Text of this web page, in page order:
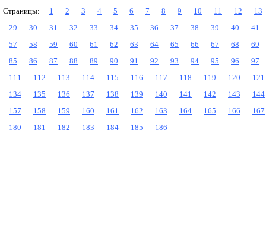
Страницы: 1 2 3 4 5 6 7 8 9 10 11 12
13
29
30 31 32 33 34 35 36 37 38 39 40
41
57
58 59 60 61 62 63 64 65 66 67 68
69
85
86 87 88 89 90 91 92 93 94 95 96
97
111
112 113 114 115 116 117 118 119 120
121
134
135 136 137 138 139 140 141 142 143
144
157
158 159 160 161 162 163 164 165 166
167
180
181 182 183 184 185 186